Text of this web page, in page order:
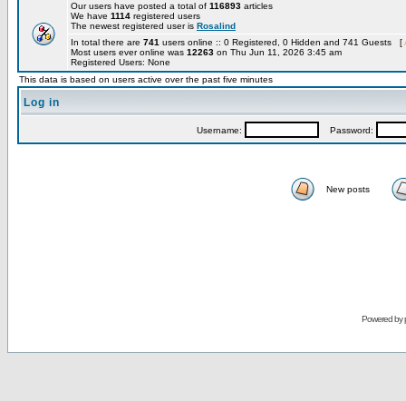
Our users have posted a total of 116893 articles
We have 1114 registered users
The newest registered user is Rosalind
In total there are 741 users online :: 0 Registered, 0 Hidden and 741 Guests [
Most users ever online was 12263 on Thu Jun 11, 2026 3:45 am
Registered Users: None
This data is based on users active over the past five minutes
Log in
Username: Password:
New posts
Powered by